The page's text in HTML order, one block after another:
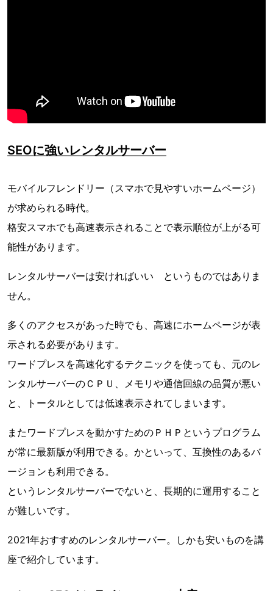
SEOに強いレンタルサーバー
モバイルフレンドリー（スマホで見やすいホームページ）
が求められる時代。
格安スマホでも高速表示されることで表示順位が上がる可
能性があります。
レンタルサーバーは安ければいい というものではありま
せん。
多くのアクセスがあった時でも、高速にホームページが表
示される必要があります。
ワードプレスを高速化するテクニックを使っても、元のレ
ンタルサーバーのＣＰＵ、メモリや通信回線の品質が悪い
と、トータルとしては低速表示されてしまいます。
またワードプレスを動かすためのＰＨＰというプログラム
が常に最新版が利用できる。かといって、互換性のあるバ
ージョンも利用できる。
というレンタルサーバーでないと、長期的に運用すること
が難しいです。
2021年おすすめのレンタルサーバー。しかも安いものを講
座で紹介しています。